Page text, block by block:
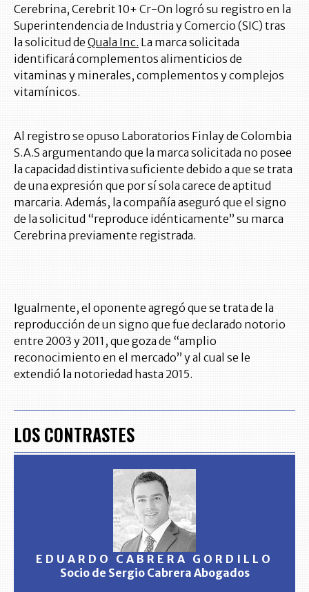
Cerebrina, Cerebrit 10+ Cr-On logró su registro en la
Superintendencia de Industria y Comercio (SIC) tras
la solicitud de Quala Inc. La marca solicitada
identificará complementos alimenticios de
vitaminas y minerales, complementos y complejos
vitamínicos.
Al registro se opuso Laboratorios Finlay de Colombia
S.A.S argumentando que la marca solicitada no posee
la capacidad distintiva suficiente debido a que se trata
de una expresión que por sí sola carece de aptitud
marcaria. Además, la compañía aseguró que el signo
de la solicitud “reproduce idénticamente” su marca
Cerebrina previamente registrada.
Igualmente, el oponente agregó que se trata de la
reproducción de un signo que fue declarado notorio
entre 2003 y 2011, que goza de “amplio
reconocimiento en el mercado” y al cual se le
extendió la notoriedad hasta 2015.
LOS CONTRASTES
EDUARDO CABRERA GORDILLO
Socio de Sergio Cabrera Abogados